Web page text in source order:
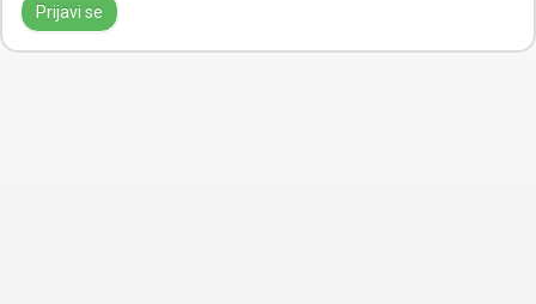
Prijavi se